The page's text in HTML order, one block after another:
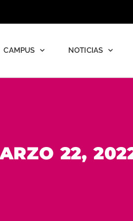
CAMPUS NOTICIAS
22,